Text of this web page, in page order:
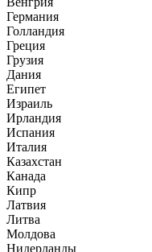
Германия
Голландия
Греция
Грузия
Дания
Египет
Израиль
Ирландия
Испания
Италия
Казахстан
Канада
Кипр
Латвия
Литва
Молдова
Нидерланды